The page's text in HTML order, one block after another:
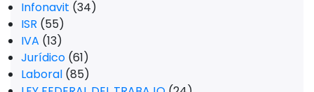
Infonavit (34)
ISR (55)
IVA (13)
Jurídico (61)
Laboral (85)